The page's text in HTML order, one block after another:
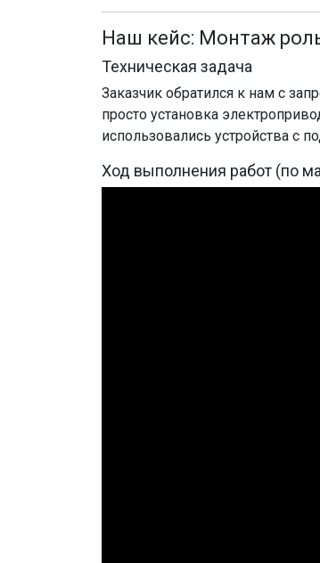
Наш кейс: Монтаж
Техническая задача
Заказчик обратился к нам с
просто установка
использовались устройства с
Ход выполнения работ (по